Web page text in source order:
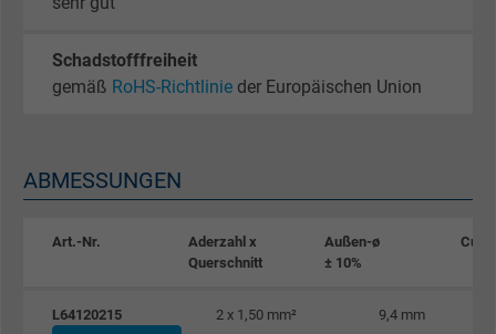
Schadstofffreiheit
gemäß RoHS-Richtlinie der Europäischen Union
ABMESSUNGEN
Art.-Nr.
Aderzahl x
Querschnitt
Außen-ø
± 10%
Cu-
L64120215 2 x 1,50 mm² 9,4 mm